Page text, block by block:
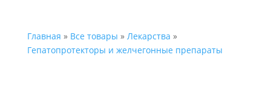
Главная » Все товары » Лекарства »
Гепатопротекторы и желчегонные препараты